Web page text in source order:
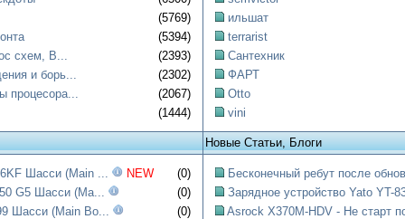
(5769)
(5394)
схем, B...
(2393)
и борь...
(2302)
процесора...
(2067)
(1444)
ильшат
terrarist
Сантехник
ФАРТ
Otto
vini
Новые Статьи, Блоги
Шасси (Main ... NEW
(0)
G5 Шасси (Ma...
(0)
Шасси (Main Bo...
(0)
Бесконечный ребут после
Зарядное устройство Yato YT-
Asrock X370M-HDV - Не старт